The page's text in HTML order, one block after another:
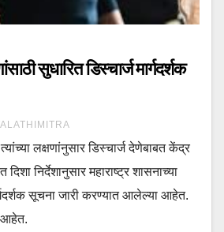
सुधारित डिस्चार्ज मार्गदर्शक
लक्षणांनुसार डिस्चार्ज देणेबाबत केंद्र
निर्देशानुसार महाराष्ट्र शासनाच्या
सूचना जारी करण्यात आलेल्या आहेत.
आहेत.